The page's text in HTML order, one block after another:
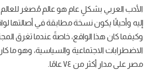
الأدب العربي بشكلٍ عام هو عالم مُصغر للعالم
إليه وأحيانًا يكون نسخة مطابقة في أصالتها
وكيفما كان هذا الواقع، خاصةً عندما تغرق
الاضطرابات الاجتماعية والسياسية، وهو ما
مصر على مدار أكثر من ٧٤ عامًا.